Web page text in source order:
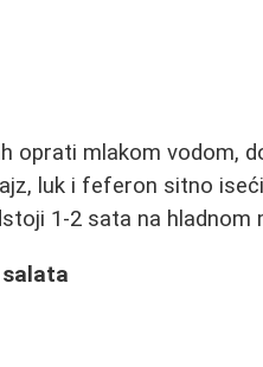
oprati mlakom vodom,
luk i feferon sitno
1-2 sata na hladnom